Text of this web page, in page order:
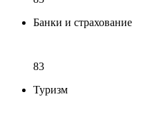
Банки и страхование
83
Туризм